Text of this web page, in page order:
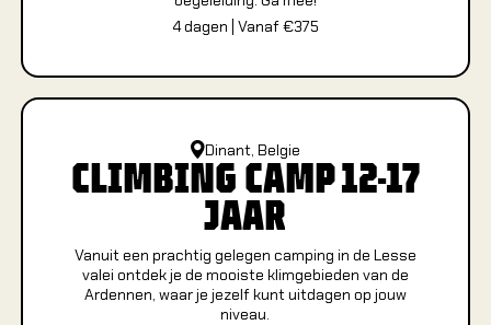
KIDS
4dagen Vanaf €375
Dinant, Belgie
CLIMBING CAMP 12-17
JAAR
Vanuit een prachtig gelegen camping in de Lesse
valei ontdek je de mooiste klimgebieden van de
Ardennen, waar je jezelf kunt uitdagen op jouw
niveau.